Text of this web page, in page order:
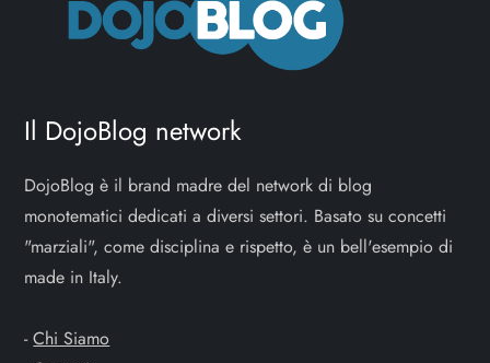
Il DojoBlog network
DojoBlog è il brand madre del network di blog
monotematici dedicati a diversi settori. Basato su concetti
"marziali", come disciplina e rispetto, è un bell'esempio di
made in Italy.
-Chi Siamo